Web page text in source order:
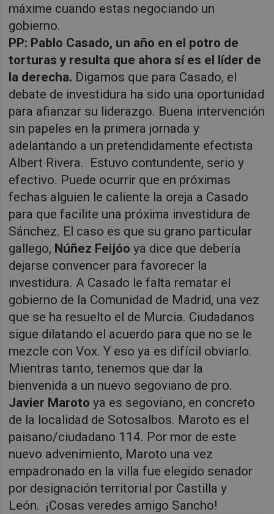
máxime cuando estas negociando un
gobierno.
PP: Pablo Casado, un año en el potro de
torturas y resulta que ahora sí es el líder de
la derecha. Digamos que para Casado, el
debate de investidura ha sido una oportunidad
para afianzar su liderazgo. Buena intervención
sin papeles en la primera jornada y
adelantando a un pretendidamente efectista
Albert Rivera. Estuvo contundente, serio y
efectivo. Puede ocurrir que en próximas
fechas alguien le caliente la oreja a Casado
para que facilite una próxima investidura de
Sánchez. El caso es que su grano particular
gallego, Núñez Feijóo ya dice que debería
dejarse convencer para favorecer la
investidura. A Casado le falta rematar el
gobierno de la Comunidad de Madrid, una vez
que se ha resuelto el de Murcia. Ciudadanos
sigue dilatando el acuerdo para que no se le
mezcle con Vox. Y eso ya es difícil obviarlo.
Mientras tanto, tenemos que dar la
bienvenida a un nuevo segoviano de pro.
Javier Marotoya es segoviano, en concreto
de la localidad de Sotosalbos. Maroto es el
paisano/ciudadano 114. Por mor de este
nuevo advenimiento, Maroto una vez
empadronado en la villa fue elegido senador
por designación territorial por Castilla y
León. ¡Cosas veredes amigo Sancho!